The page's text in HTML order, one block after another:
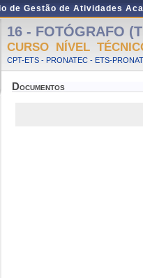
de Gestão de Atividades
16 - FOTÓGRAFO
CURSO NÍVEL
CPT-ETS - PRONATEC - ETS-
Documentos